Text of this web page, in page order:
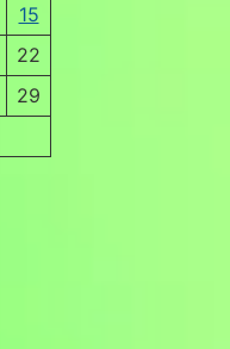
15
22
29